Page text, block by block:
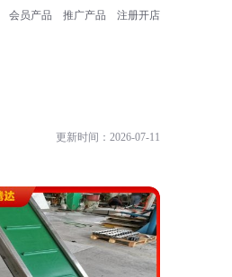
会员产品 推广产品 注册开店
更新时间：2026-07-11